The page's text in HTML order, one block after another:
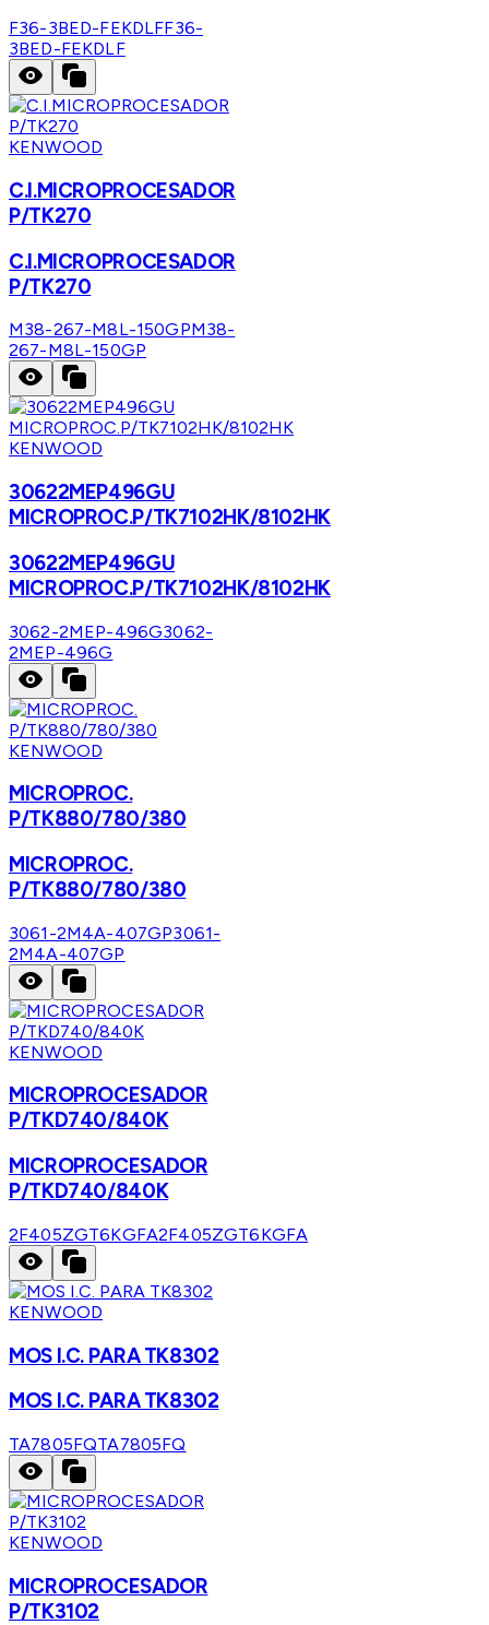
F36-3BED-FEKDLFF36-
3BED-FEKDLF
KENWOOD
C.I.MICROPROCESADOR
P/TK270
C.I.MICROPROCESADOR
P/TK270
M38-267-M8L-150GPM38-
267-M8L-150GP
KENWOOD
30622MEP496GU
MICROPROC.P/TK7102HK/8102HK
30622MEP496GU
MICROPROC.P/TK7102HK/8102HK
3062-2MEP-496G3062-
2MEP-496G
KENWOOD
MICROPROC.
P/TK880/780/380
MICROPROC.
P/TK880/780/380
3061-2M4A-407GP3061-
2M4A-407GP
KENWOOD
MICROPROCESADOR
P/TKD740/840K
MICROPROCESADOR
P/TKD740/840K
2F405ZGT6KGFA2F405ZGT6KGFA
KENWOOD
MOS I.C. PARA TK8302
MOS I.C. PARA TK8302
TA7805FQTA7805FQ
KENWOOD
MICROPROCESADOR
P/TK3102